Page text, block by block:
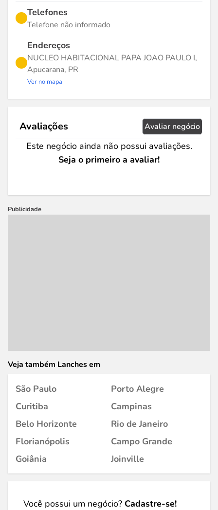
Telefones
Telefone não informado
Endereços
NUCLEO HABITACIONAL PAPA JOAO PAULO I,
Apucarana, PR
Ver no mapa
Avaliações Avaliar negócio
Este negócio ainda não possui avaliações.
Seja o primeiro a avaliar!
Publicidade
Veja também Lanches em
São Paulo
Porto Alegre
Curitiba
Campinas
Belo Horizonte
Rio de Janeiro
Florianópolis
Campo Grande
Goiânia
Joinville
Você possui um negócio? Cadastre-se!